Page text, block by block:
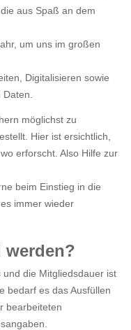
aus Spaß an dem
um uns im großen
Digitalisieren sowie
möglichst zu
Hier ist ersichtlich,
erforscht. Also Hilfe zur
beim Einstieg in die
immer wieder
werden?
und die Mitgliedsdauer ist
bedarf es das Ausfüllen
bearbeiteten